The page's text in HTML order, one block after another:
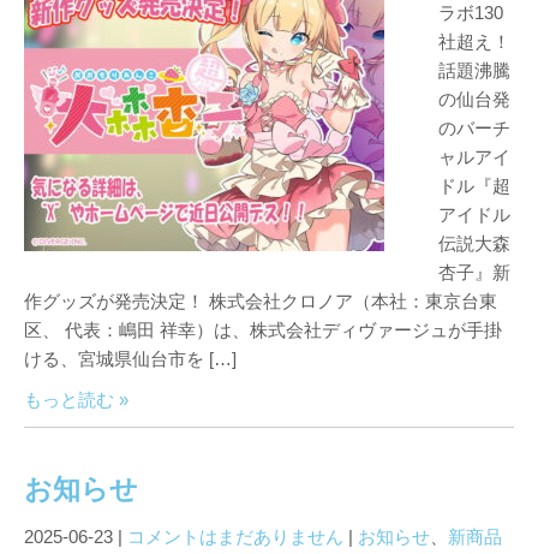
ラボ130
社超え！
話題沸騰
の仙台発
のバーチ
ャルアイ
ドル『超
アイドル
伝説大森
杏子』新
作グッズが発売決定！ 株式会社クロノア（本社：東京台東
区、 代表：嶋田 祥幸）は、株式会社ディヴァージュが手掛
ける、宮城県仙台市を […]
もっと読む »
お知らせ
2025-06-23 | コメントはまだありません | お知らせ
新商品